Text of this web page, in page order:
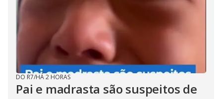
DO R7/HÁ 2 HORAS
Pai e madrasta são suspeitos de